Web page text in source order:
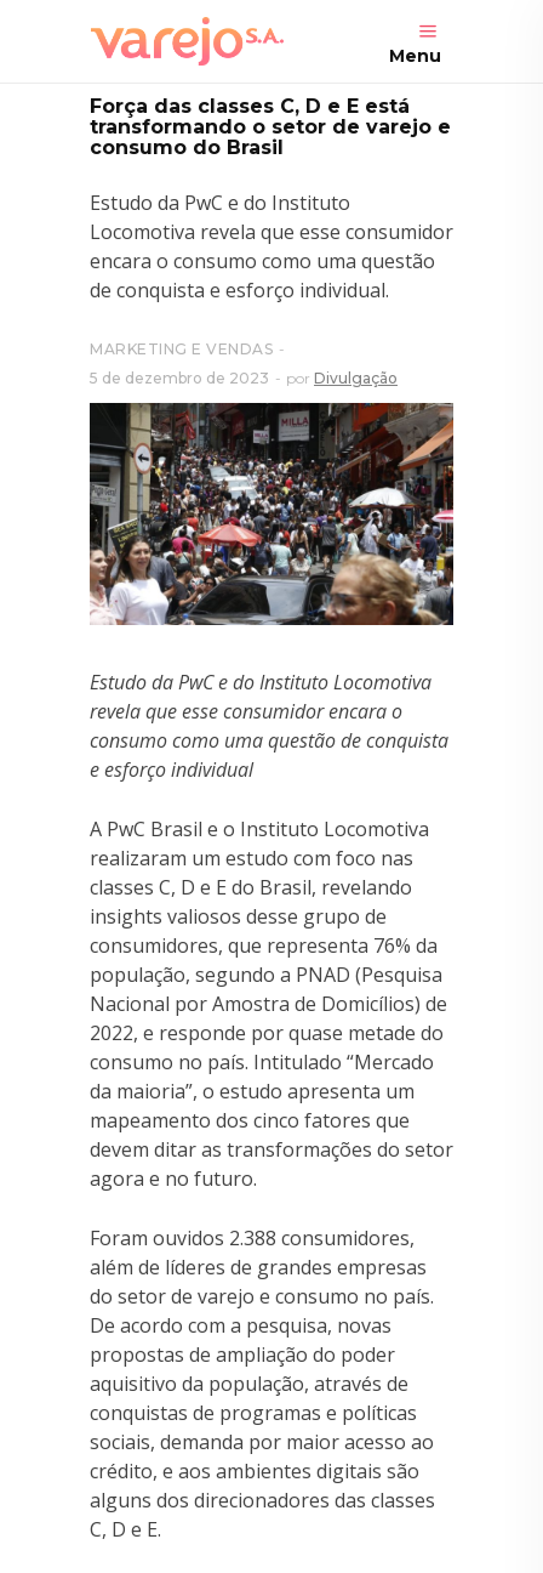
Menu
Força das classes C, D e E está
transformando o setor de varejo e
consumo do Brasil
Estudo da PwC e do Instituto
Locomotiva revela que esse consumidor
encara o consumo como uma questão
de conquista e esforço individual.
MARKETING E VENDAS
5 de dezembro de 2023
por Divulgação
Estudo da PwC e do Instituto Locomotiva
revela que esse consumidor encara o
consumo como uma questão de conquista
e esforço individual
A PwC Brasil e o Instituto Locomotiva
realizaram um estudo com foco nas
classes C, D e E do Brasil, revelando
insights valiosos desse grupo de
consumidores, que representa 76% da
população, segundo a PNAD (Pesquisa
Nacional por Amostra de Domicílios) de
2022, e responde por quase metade do
consumo no país. Intitulado “Mercado
da maioria”, o estudo apresenta um
mapeamento dos cinco fatores que
devem ditar as transformações do setor
agora e no futuro.
Foram ouvidos 2.388 consumidores,
além de líderes de grandes empresas
do setor de varejo e consumo no país.
De acordo com a pesquisa, novas
propostas de ampliação do poder
aquisitivo da população, através de
conquistas de programas e políticas
sociais, demanda por maior acesso ao
crédito, e aos ambientes digitais são
alguns dos direcionadores das classes
C, D e E.